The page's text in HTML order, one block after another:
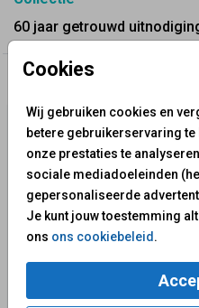
Cookies
Wij gebruiken cookies en
betere gebruikerservaring te
onze prestaties te
sociale mediadoeleinden
gepersonaliseerde
Je kunt jouw toestemming
ons ons cookiebeleid.
60 jaar getrouwd